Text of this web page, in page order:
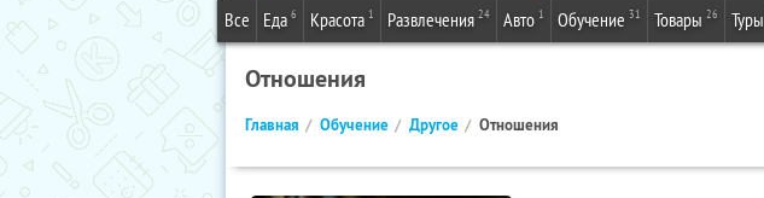
Все Еда 6 Красота 1 Развлечения 24 Авто 1 Обучение 31 Товары 26 Туры
Отношения
Главная Обучение Другое Отношения